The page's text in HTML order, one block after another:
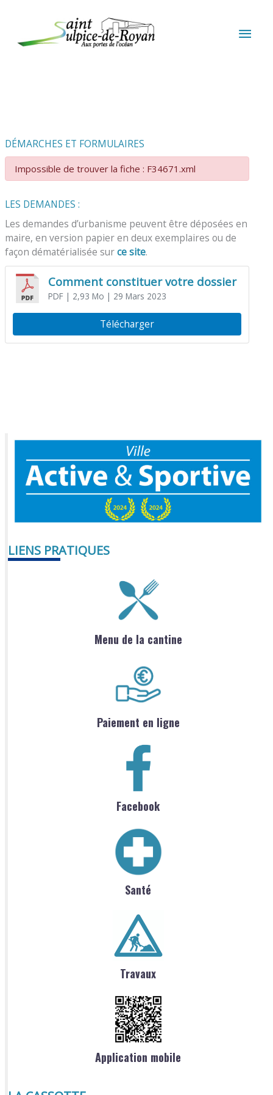
DÉMARCHES ET FORMULAIRES
Impossible de trouver la fiche : F34671.xml
LES DEMANDES :
Les demandes d’urbanisme peuvent être déposées en
maire, en version papier en deux exemplaires ou de
façon dématérialisée surce site.
Comment constituer votre dossier
PDF| 2,93 Mo | 29 Mars 2023
Télécharger
LIENS PRATIQUES
Menu de la cantine
Paiement en ligne
Facebook
Santé
Travaux
Application mobile